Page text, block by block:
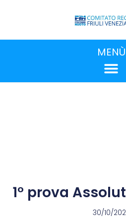
MENÙ
1° prova
30/10/